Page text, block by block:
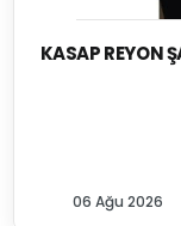
KASAP REYON
06 Ağu 2026